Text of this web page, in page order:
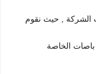
الشركة , حيث نقوم
باصات الخاصة